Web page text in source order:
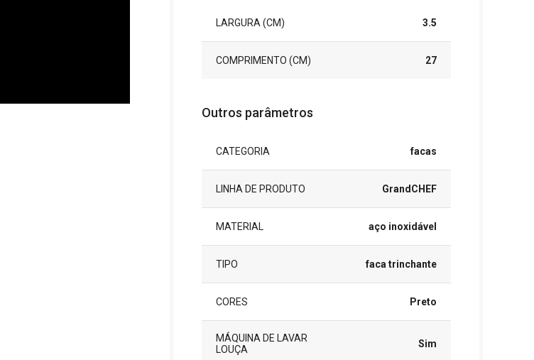
LARGURA (CM) 3.5
COMPRIMENTO (CM) 27
Outros parâmetros
CATEGORIA facas
LINHA DE PRODUTO GrandCHEF
MATERIAL aço inoxidável
TIPO faca trinchante
CORES Preto
MÁQUINA DE LAVAR
LOUÇA
Sim